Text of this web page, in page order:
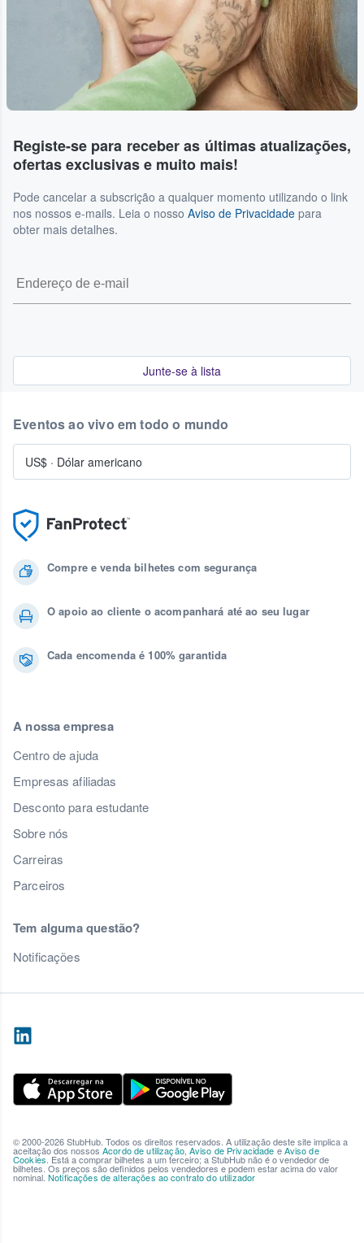
Registe-se para receber as últimas atualizações,
ofertas exclusivas e muito mais!
Pode cancelar a subscrição a qualquer momento utilizando o link
nos nossos e-mails. Leia o nosso Aviso de Privacidade para
obter mais detalhes.
Junte-se à lista
Compre e venda bilhetes com segurança
O apoio ao cliente o acompanhará até ao seu lugar
Cada encomenda é 100% garantida
A nossa empresa
Centro de ajuda
Empresas afiliadas
Desconto para estudante
Sobre nós
Carreiras
Parceiros
Tem alguma questão?
Notificações
Eventos ao vivo em todo o mundo
US$ · Dólar americano
© 2000-2026 StubHub. Todos os direitos reservados. A utilização deste site implica a
aceitação dos nossos Acordo de utilização, Aviso de Privacidade eAviso de
Cookies. Está a comprar bilhetes a um terceiro; a StubHub não é o vendedor de
bilhetes. Os preços são definidos pelos vendedores e podem estar acima do valor
nominal. Notificações de alterações ao contrato do utilizador